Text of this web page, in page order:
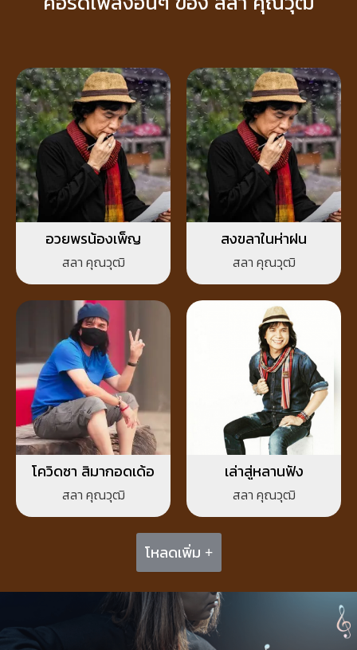
อวยพรน้องเพ็ญ
สลา คุณวุฒิ
สงขลาในห่าฝน
สลา คุณวุฒิ
โควิดซา สิมากอดเด้อ
สลา คุณวุฒิ
เล่าสู่หลานฟัง
สลา คุณวุฒิ
โหลดเพิ่ม +